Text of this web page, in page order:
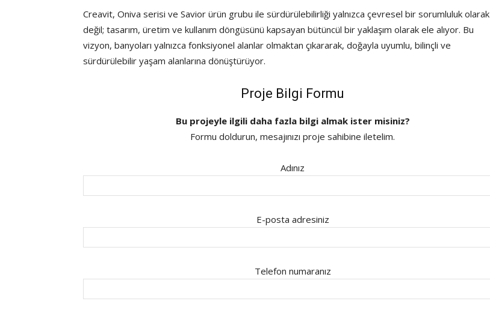
Creavit, Oniva serisi ve Savior ürün grubu ile sürdürülebilirliği yalnızca çevresel bir sorumluluk olarak
değil; tasarım, üretim ve kullanım döngüsünü kapsayan bütüncül bir yaklaşım olarak ele alıyor. Bu
vizyon, banyoları yalnızca fonksiyonel alanlar olmaktan çıkararak, doğayla uyumlu, bilinçli ve
sürdürülebilir yaşam alanlarına dönüştürüyor.
Proje Bilgi Formu
Bu projeyle ilgili daha fazla bilgi almak ister misiniz?
Formu doldurun, mesajınızı proje sahibine iletelim.
Adınız
E-posta adresiniz
Telefon numaranız